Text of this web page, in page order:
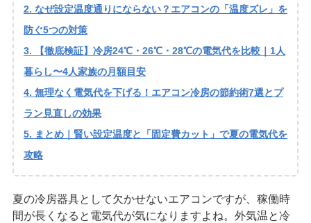
なぜ設定温度通りにならない？エアコンの「温度ズレ」を
防ぐ5つの対策
【徹底検証】冷房24℃・26℃・28℃の電気代を比較｜1人
暮らし〜4人家族の月額目安
無理なく電気代を下げる！エアコン冷房の節約術7選とプ
ラン見直しの効果
まとめ｜賢い設定温度と「固定費カット」で夏の電気代を
攻略
夏の冷房器具として欠かせないエアコンですが、稼働時
間が長くなると電気代が気になりますよね。外気温と冷